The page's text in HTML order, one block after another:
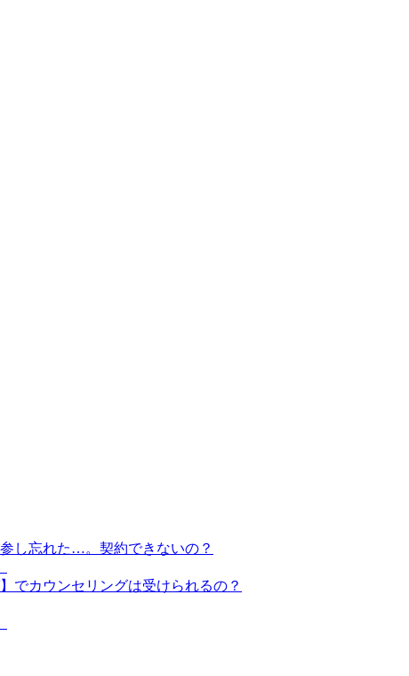
し忘れた…。契約できないの？
でカウンセリングは受けられるの？